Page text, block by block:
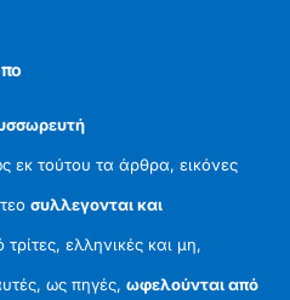
εκ τούτου τα άρθρα, εικόνες
συλλεγονται και
τρίτες, ελληνικές και μη,
ως πηγές,ωφελούνται από